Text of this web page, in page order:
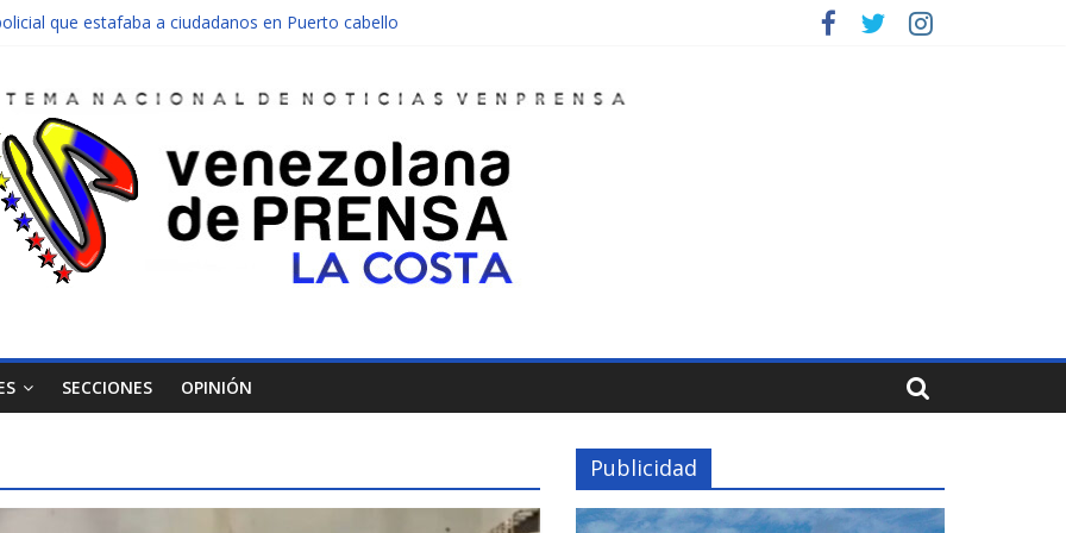
que estafaba a ciudadanos en Puerto cabello
abandonado de Chichiriviche
entre Colombia y Margarita el 27 de junio
SECCIONES OPINIÓN
Publicidad